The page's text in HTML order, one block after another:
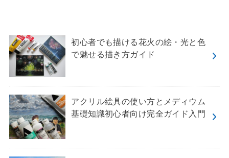
初心者でも描ける花火の絵・光と色
で魅せる描き方ガイド
アクリル絵具の使い方とメディウム
基礎知識初心者向け完全ガイド入門